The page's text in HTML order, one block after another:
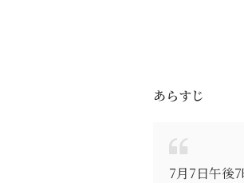
あらすじ
7月7日午後